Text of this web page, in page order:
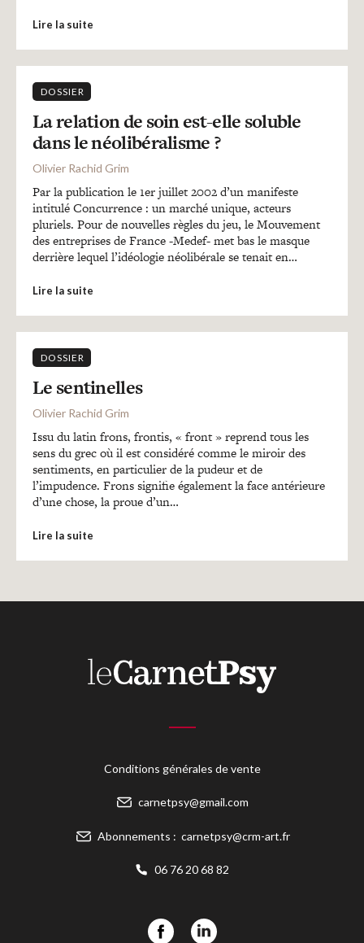
Colloque
Mon panier
Mon compte
DOSSIER
Le sentinelles
Olivier Rachid Grim
Issu du latin frons, frontis, « front » reprend tous les
sens du grec où il est considéré comme le miroir des
sentiments, en particulier de la pudeur et de
l’impudence. Frons signifie également la face antérieure
d’une chose, la proue d’un…
Lire la suite
Lire la suite
DOSSIER
La relation de soin est-elle soluble
dans le néolibéralisme ?
Olivier Rachid Grim
Par la publication le 1er juillet 2002 d’un manifeste
intitulé Concurrence : un marché unique, acteurs
pluriels. Pour de nouvelles règles du jeu, le Mouvement
des entreprises de France -Medef- met bas le masque
derrière lequel l’idéologie néolibérale se tenait en…
Lire la suite
Conditions générales de vente
carnetpsy@gmail.com
Abonnements : carnetpsy@crm-art.fr
06 76 20 68 82